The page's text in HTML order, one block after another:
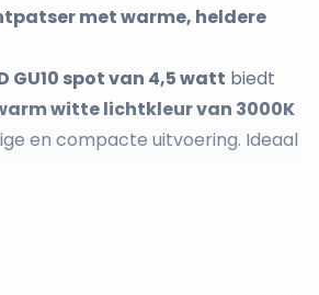
met warme, heldere
GU10 spot van 4,5 watt biedt
witte lichtkleur van 3000K
en compacte uitvoering. Ideaal
helderheid, perfect voor